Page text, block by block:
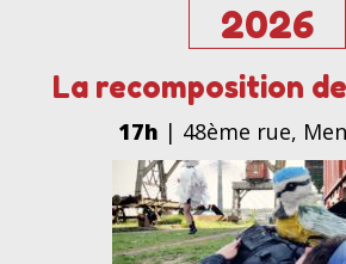
2026
La recomposition
17h | 48ème rue,